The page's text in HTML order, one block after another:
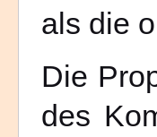
als die
Die
des